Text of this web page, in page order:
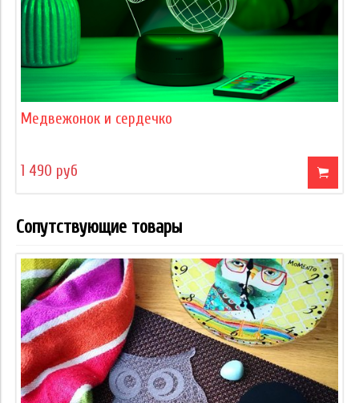
Медвежонок и сердечко
1 490 руб
Сопутствующие товары